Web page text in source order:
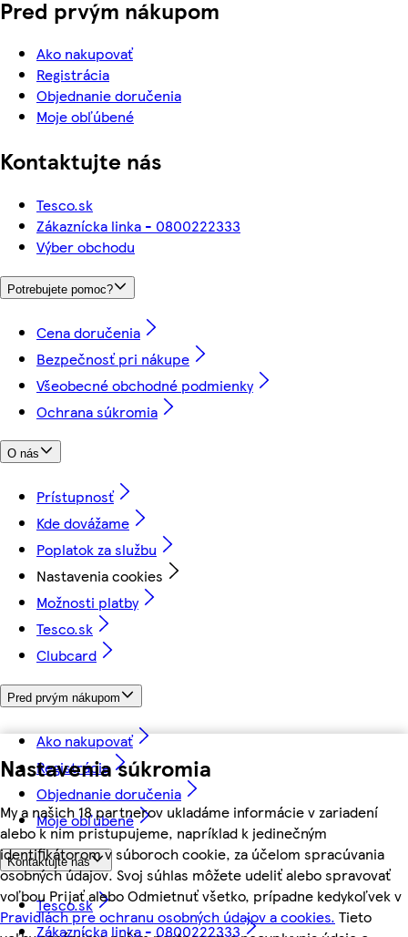
Nastavenia súkromia
My a našich 18 partnerov ukladáme informácie v zariadení
alebo k nim pristupujeme, napríklad k jedinečným
identifikátorom v súboroch cookie, za účelom spracúvania
osobných údajov. Svoj súhlas môžete udeliť alebo spravovať
voľbou Prijať alebo Odmietnuť všetko, prípadne kedykoľvek v
Pravidlách pre ochranu osobných údajov a cookies. Tieto
Pred prvým nákupom
Ako nakupovať
Registrácia
Objednanie doručenia
Moje obľúbené
Kontaktujte nás
Tesco.sk
Zákaznícka linka - 0800222333
Výber obchodu
Potrebujete pomoc?
Cena doručenia
Bezpečnosť pri nákupe
Všeobecné obchodné podmienky
Ochrana súkromia
O nás
Prístupnosť
Kde dovážame
Poplatok za službu
Nastavenia cookies
Možnosti platby
Tesco.sk
Clubcard
Pred prvým nákupom
Ako nakupovať
Registrácia
Objednanie doručenia
Moje obľúbené
Kontaktujte nás
Tesco.sk
Zákaznícka linka - 0800222333